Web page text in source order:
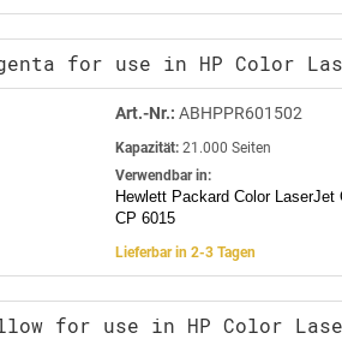
for use in HP Color
Art.-Nr.: ABHPPR601502
Kapazität: 21.000 Seiten
Verwendbar in:
Hewlett Packard Color
CP 6015
Lieferbar in 2-3 Tagen
for use in HP Color